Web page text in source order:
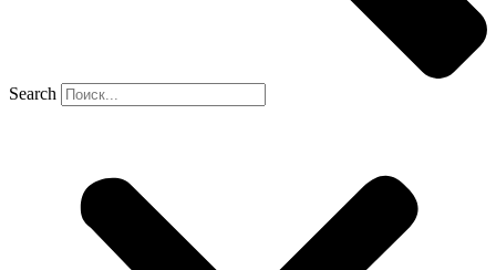
Search